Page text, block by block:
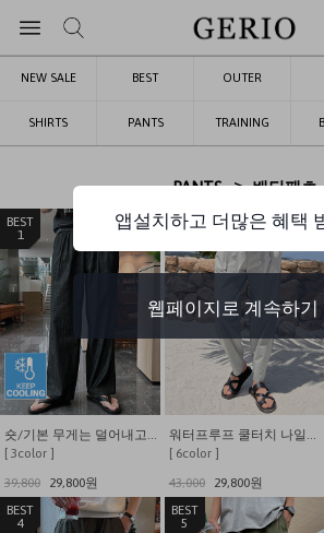
NEW SALE BEST OUTER
SHIRTS PANTS TRAINING
PANTS > 밴딩팬츠
숏/기본 무게는 덜어내고 시원함만 남긴 쿨링 밴딩 데님
3color ]
29,800원
워터프루프 쿨터치 나일론 스타일링 핀턱 와이드 밴딩 팬츠
[ 6color ]
43,000
29,800원
5
앱설치하고 더많은 혜택
웹페이지로 계속하